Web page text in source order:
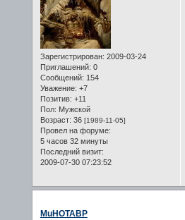
Зарегистрирован: 2009-03-24
Приглашений: 0
Сообщений: 154
Уважение: +7
Позитив: +11
Пол: Мужской
Возраст: 36 [1989-11-05]
Провел на форуме:
5 часов 32 минуты
Последний визит:
2009-07-30 07:23:52
MuHOTABP